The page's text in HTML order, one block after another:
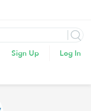
Sign Up Log In